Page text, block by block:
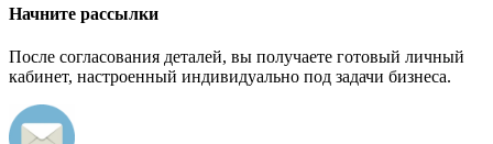
Начните рассылки
После согласования деталей, вы получаете готовый личный
кабинет, настроенный индивидуально под задачи бизнеса.